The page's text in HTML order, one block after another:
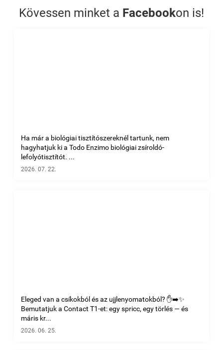
Kövessen minket a Facebookon is!
Ha már a biológiai tisztítószereknél tartunk, nem
hagyhatjuk ki a Todo Enzimo biológiai zsíroldó-
lefolyótisztítót. ...
2026. 07. 22.
Eleged van a csíkokból és az ujjlenyomatokból? ✋➡️✨
Bemutatjuk a Contact T1-et: egy spricc, egy törlés — és
máris kr...
2026. 06. 25.